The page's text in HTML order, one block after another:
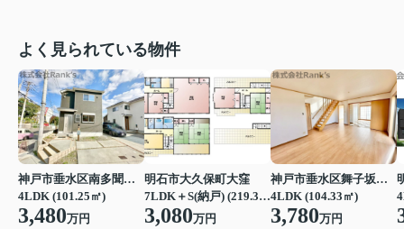
よく見られている物件
神戸市垂水区南多聞台４丁目
4LDK (101.25㎡)
3,480万円
明石市大久保町大窪
7LDK＋S(納戸) (219.39㎡)
3,080万円
神戸市垂水区舞子坂３丁目
4LDK (104.33㎡)
3,780万円